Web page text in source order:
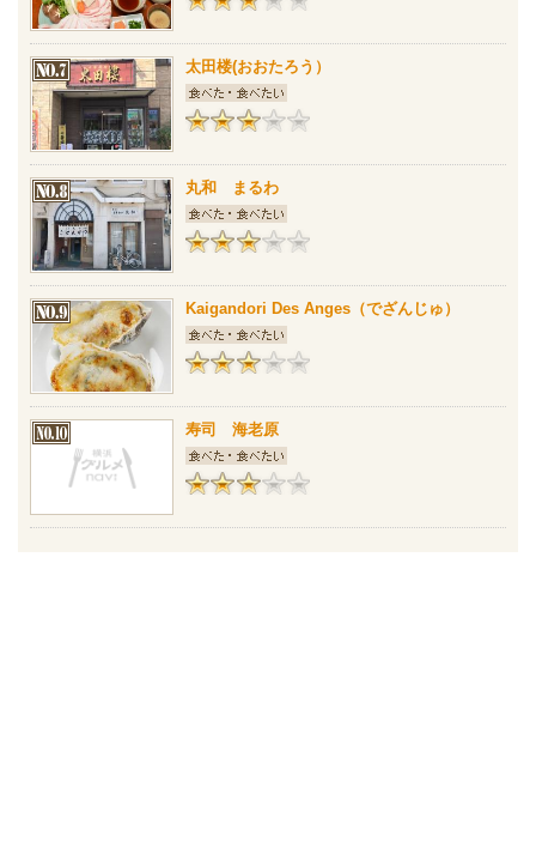
太田楼(おおたろう）
丸和 まるわ
Kaigandori Des Anges（でざんじゅ）
寿司 海老原